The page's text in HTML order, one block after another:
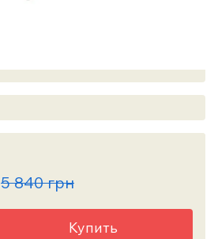
5 840 грн
Купить